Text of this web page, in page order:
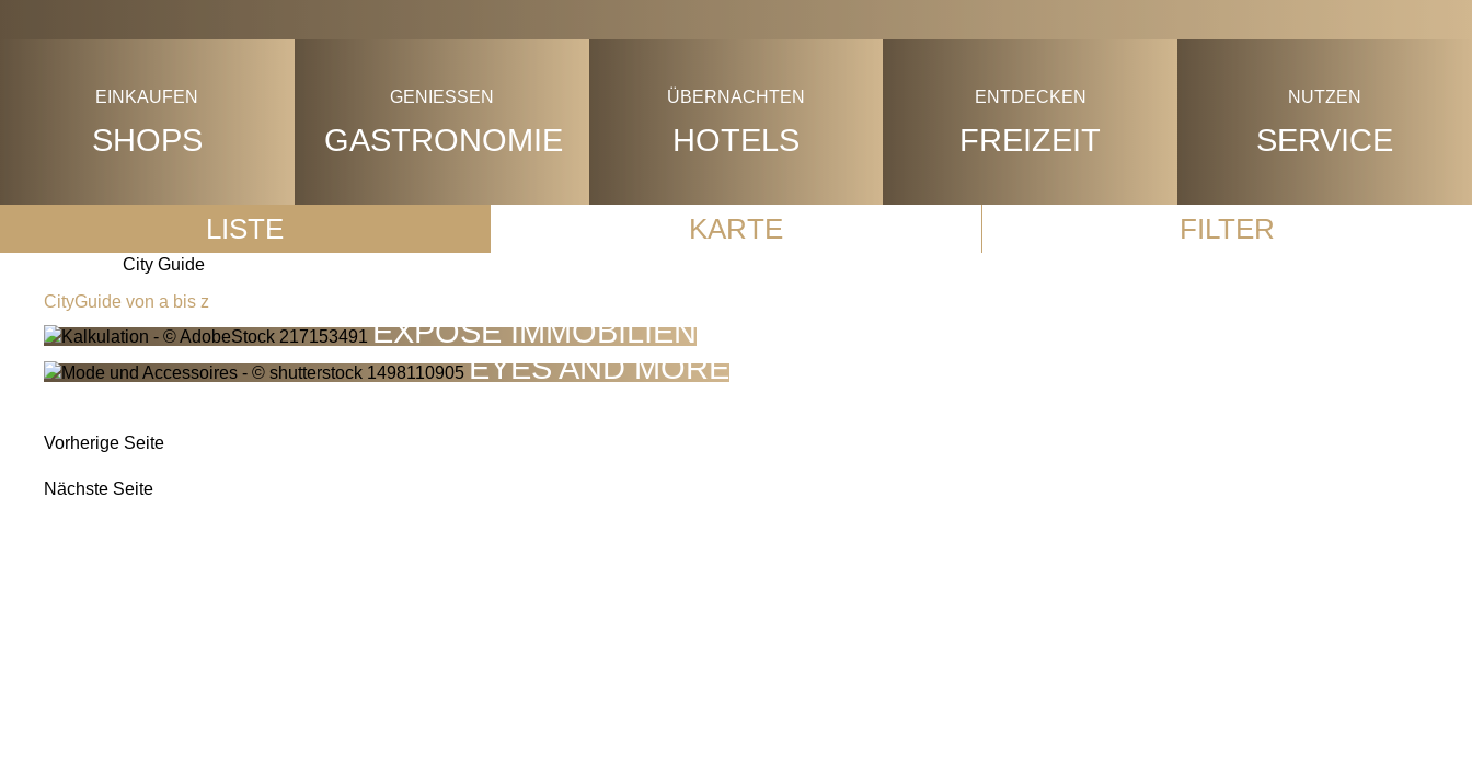
EINKAUFEN
SHOPS
GENIESSEN
GASTRONOMIE
ÜBERNACHTEN
HOTELS
ENTDECKEN
FREIZEIT
NUTZEN
SERVICE
LISTE KARTE FILTER
City Guide
CityGuide von a bis z
EXPOSÉ IMMOBILIEN
EYES AND MORE
Vorherige Seite
Nächste Seite